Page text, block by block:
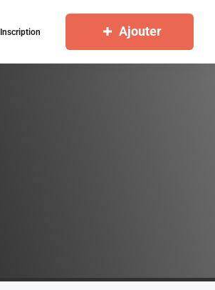
Inscription Ajouter